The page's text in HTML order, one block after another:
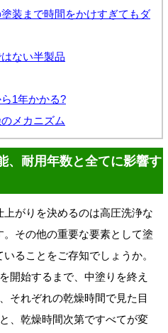
装まで時間をかけすぎてもダ
ない半製品
1年かかる?
メカニズム
、耐用年数と全てに影響す
がりを決めるのは高圧洗浄な
その他の重要な要素として塗
ることをご存知でしょうか。
開始するまで、中塗りを終え
それぞれの乾燥時間で見た目
、乾燥時間次第ですべてが変